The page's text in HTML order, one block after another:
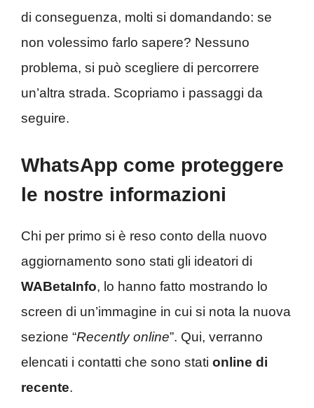
di conseguenza, molti si domandando: se
non volessimo farlo sapere? Nessuno
problema, si può scegliere di percorrere
un’altra strada. Scopriamo i passaggi da
seguire.
WhatsApp come proteggere
le nostre informazioni
Chi per primo si è reso conto della nuovo
aggiornamento sono stati gli ideatori di
WABetaInfo, lo hanno fatto mostrando lo
screen di un’immagine in cui si nota la nuova
sezione “Recently online”. Qui, verranno
elencati i contatti che sono stati online di
recente.